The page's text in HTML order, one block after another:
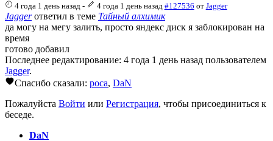
4 года 1 день назад - 4 года 1 день назад #127536 от Jagger
Jaggerответил в теме Тайный алхимик
да могу на мегу залить, просто яндекс диск я заблокирован на
время
готово добавил
Последнее редактирование: 4 года 1 день назад пользователем
Jagger.
Спасибо сказали: poca, DaN
Пожалуйста Войти или Регистрация, чтобы присоединиться к
беседе.
DaN